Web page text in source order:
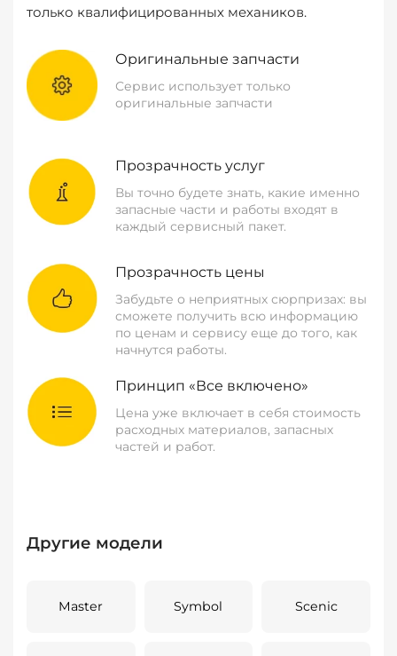
только квалифицированных механиков.
Оригинальные запчасти
Сервис использует только
оригинальные запчасти
Прозрачность услуг
Вы точно будете знать, какие именно
запасные части и работы входят в
каждый сервисный пакет.
Прозрачность цены
Забудьте о неприятных сюрпризах: вы
сможете получить всю информацию
по ценам и сервису еще до того, как
начнутся работы.
Принцип «Все включено»
Цена уже включает в себя стоимость
расходных материалов, запасных
частей и работ.
Другие модели
Master Symbol Scenic